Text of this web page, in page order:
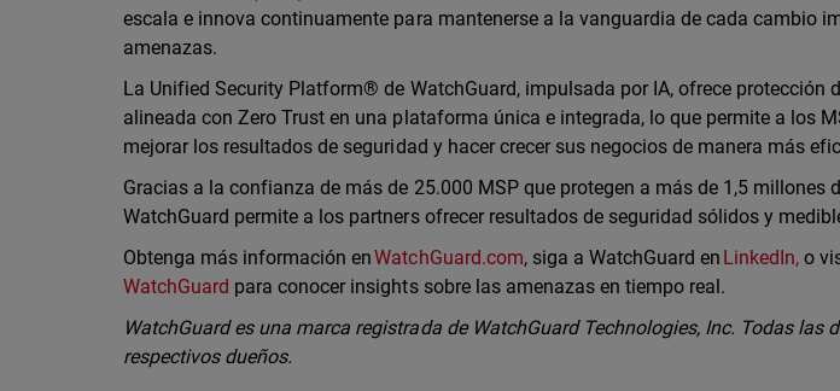
escala e innova continuamente para mantenerse a la vanguardia de cada cambio
amenazas.
La Unified Security Platform® de WatchGuard, impulsada por IA, ofrece protección
alineada con Zero Trust en una plataforma única e integrada, lo que permite a los
mejorar los resultados de seguridad y hacer crecer sus negocios de manera más
Gracias a la confianza de más de 25.000 MSP que protegen a más de 1,5 millones
WatchGuard permite a los partners ofrecer resultados de seguridad sólidos y
Obtenga más información enWatchGuard.com, siga a WatchGuard en LinkedIn, o
WatchGuard para conocer insights sobre las amenazas en tiempo real.
WatchGuard es una marca registrada de WatchGuard Technologies, Inc. Todas las
respectivos dueños.